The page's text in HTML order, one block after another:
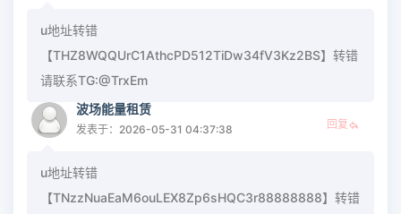
u地址转错
【THZ8WQQUrC1AthcPD512TiDw34fV3Kz2BS】转错
请联系TG:@TrxEm
波场能量租赁
发表于：2026-05-31 04:37:38 回复
u地址转错
【TNzzNuaEaM6ouLEX8Zp6sHQC3r88888888】转错